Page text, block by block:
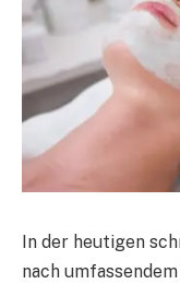
In der heutigen
nach